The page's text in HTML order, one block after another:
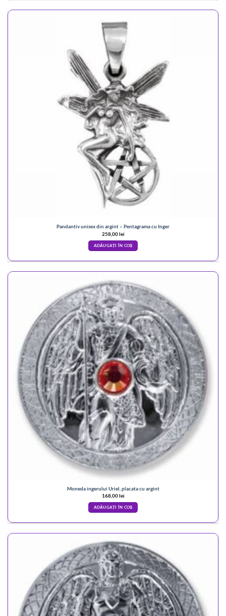
Pandantiv unisex din argint – Pentagrama cu Inger
258,00lei
ADĂUGAȚI ÎN COȘ
Moneda ingerului Uriel, placata cu argint
168,00lei
ADĂUGAȚI ÎN COȘ